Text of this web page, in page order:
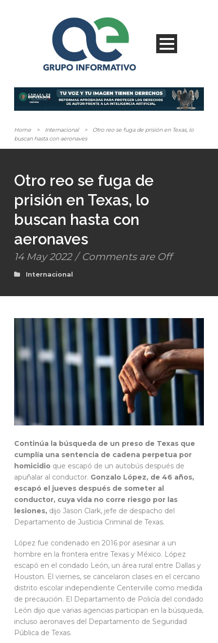
Home > Internacional >
Otro reo se fuga de prisión en Texas, lo
buscan hasta con aeronaves
Otro reo se fuga de
prisión en Texas, lo
buscan hasta con
aeronaves
14 May 2022 / Comments are Off
Internacional
Continúa la búsqueda de un preso de Texas que
cumplía una sentencia de cadena perpetua por
homicidio que escapó de un autobús después de
apuñalar al conductor. Gonzalo López, de 46 años,
escapó el jueves después de someter al
conductor, cuya vida no corre riesgo por las
lesiones, dijo Jason Clark, jefe de despacho del
Departamento de Justicia Criminal de Texas.
López fue condenado en 2016 por asesinar a un
hombre en la frontera entre Texas y México. López
escapó en el condado León, un área rural entre Dallas y
Houston. El viernes, se cancelaron clases en el cercano
distrito escolar independiente Centerville como medida
de precaución. El Departamento de Policía del condado
León dijo que varias agencias participan en la búsqueda,
incluso aeronaves del Departamento de Seguridad
Pública de Texas.